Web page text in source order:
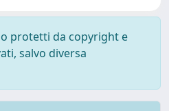
protetti da copyright e
salvo diversa